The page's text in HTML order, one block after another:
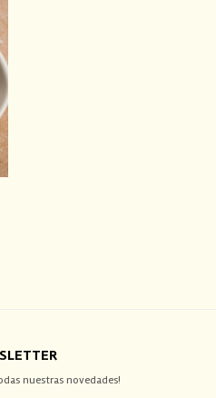
nuestras novedades!